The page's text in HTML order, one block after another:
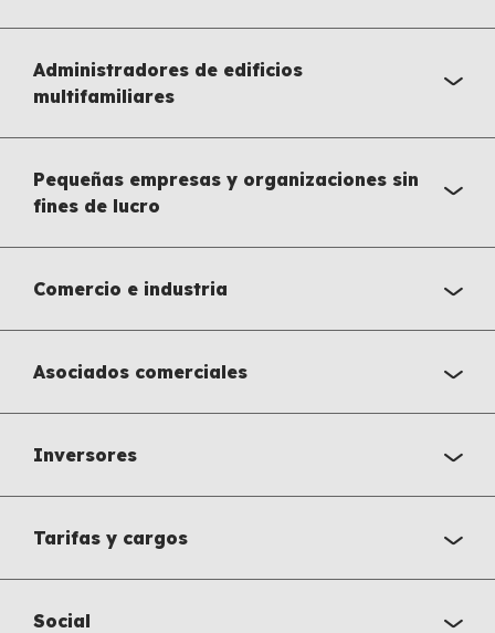
Administradores de edificios
multifamiliares
Pequeñas empresas y organizaciones sin
fines de lucro
Comercio e industria
Asociados comerciales
Inversores
Tarifas y cargos
Social